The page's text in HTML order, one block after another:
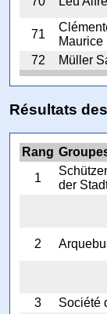
71
Maurice
72
Müller
Résultats
Rang
1
der
2
3
Société